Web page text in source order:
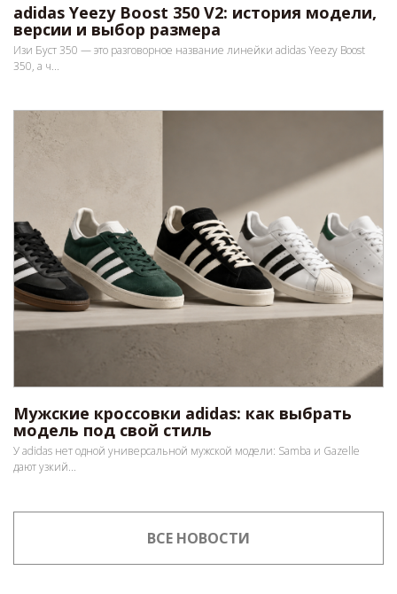
adidas Yeezy Boost 350 V2: история модели,
версии и выбор размера
Изи Буст 350 — это разговорное название линейки adidas Yeezy Boost
350, а ч...
Мужские кроссовки adidas: как выбрать
модель под свой стиль
У adidas нет одной универсальной мужской модели: Samba и Gazelle
дают узкий...
ВСЕ НОВОСТИ